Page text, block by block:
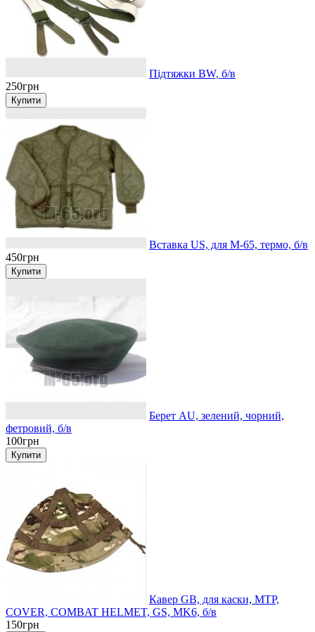
Підтяжки BW, б/в
250грн
Вставка US, для М-65, термо, б/в
450грн
Берет AU, зелений, чорний,
фетровий, б/в
100грн
Кавер GB, для каски, MTP,
COVER, COMBAT HELMET, GS, MK6, б/в
150грн